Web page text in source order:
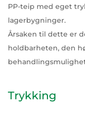
PP-teip med eget
lagerbygninger.
Årsaken til dette er
holdbarheten, den
Trykking